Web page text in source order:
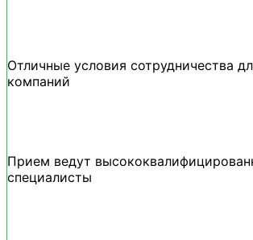
Отличные условия сотрудничества
компаний
Прием ведут
специалисты